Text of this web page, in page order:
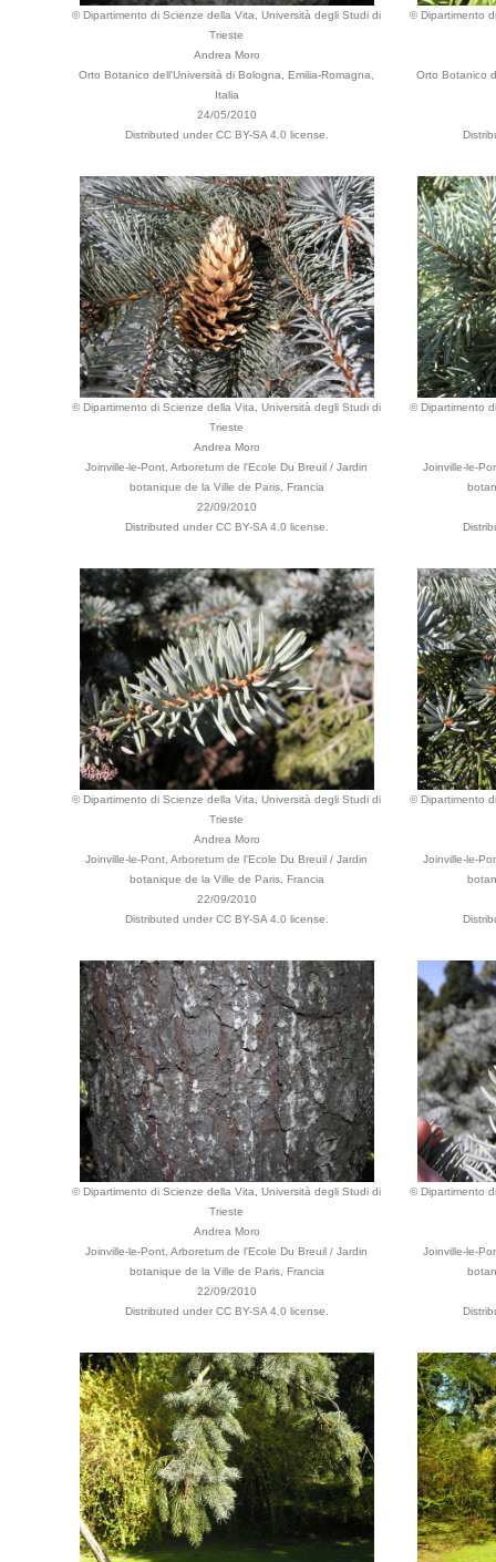
© Dipartimento di Scienze della Vita, Università degli Studi di
Trieste
Andrea Moro
Orto Botanico dell'Università di Bologna, Emilia-Romagna,
Italia
24/05/2010
Distributed under CC BY-SA 4.0 license.
© Dipartimento
Orto Botanico
© Dipartimento di Scienze della Vita, Università degli Studi di
Trieste
Andrea Moro
Joinville-le-Pont, Arboretum de l'Ecole Du Breuil / Jardin
botanique de la Ville de Paris, Francia
22/09/2010
Distributed under CC BY-SA 4.0 license.
© Dipartimento
Joinville-le-
© Dipartimento di Scienze della Vita, Università degli Studi di
Trieste
Andrea Moro
Joinville-le-Pont, Arboretum de l'Ecole Du Breuil / Jardin
botanique de la Ville de Paris, Francia
22/09/2010
Distributed under CC BY-SA 4.0 license.
© Dipartimento
Joinville-le-
© Dipartimento di Scienze della Vita, Università degli Studi di
Trieste
Andrea Moro
Joinville-le-Pont, Arboretum de l'Ecole Du Breuil / Jardin
botanique de la Ville de Paris, Francia
22/09/2010
Distributed under CC BY-SA 4.0 license.
© Dipartimento
Joinville-le-